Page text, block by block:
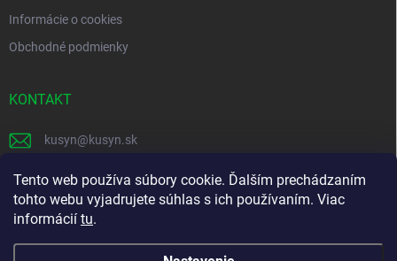
Tento web používa súbory cookie. Ďalším prechádzaním
tohto webu vyjadrujete súhlas s ich používaním. Viac
informácií tu.
Informácie o cookies
Obchodné podmienky
KONTAKT
kusyn@kusyn.sk
+421 903 445 999
labtech_svk